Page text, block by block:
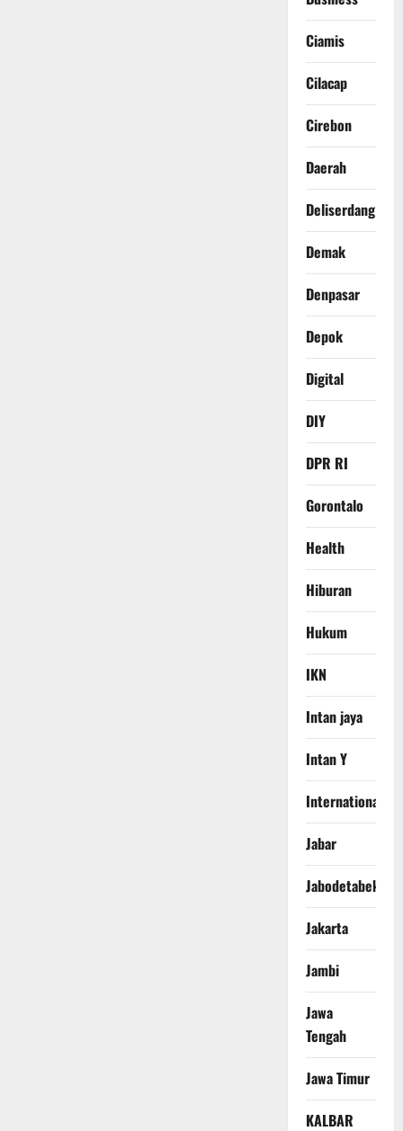
Ciamis
Cilacap
Cirebon
Daerah
Deliserdang
Demak
Denpasar
Depok
Digital
DIY
DPR RI
Gorontalo
Health
Hiburan
Hukum
IKN
Intan jaya
Intan Y
International
Jabar
Jabodetabek
Jakarta
Jambi
Jawa
Tengah
Jawa Timur
KALBAR